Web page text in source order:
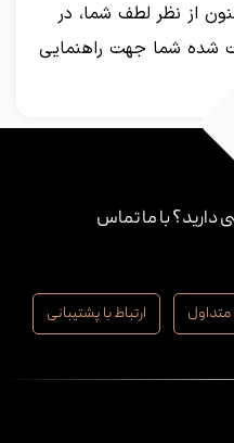
از نظر لطف شما، در
شده شما جهت راهنمایی
دارید؟ با ما تماس
متداول ارتباط با پشتیبانی